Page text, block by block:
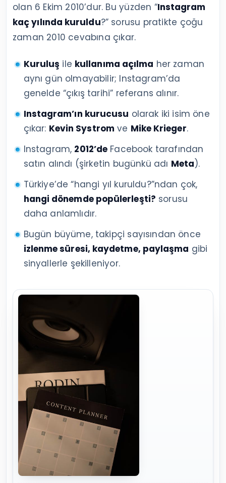
olan 6 Ekim 2010’dur. Bu yüzden “Instagram
kaç yılında kuruldu?” sorusu pratikte çoğu
zaman 2010 cevabına çıkar.
Kuruluş ile kullanıma açılma her zaman
aynı gün olmayabilir; Instagram’da
genelde “çıkış tarihi” referans alınır.
Instagram’ın kurucusu olarak iki isim öne
çıkar: Kevin Systrom ve Mike Krieger.
Instagram, 2012’de Facebook tarafından
satın alındı (şirketin bugünkü adı Meta).
Türkiye’de “hangi yıl kuruldu?”ndan çok,
hangi dönemde popülerleşti? sorusu
daha anlamlıdır.
Bugün büyüme, takipçi sayısından önce
izlenme süresi, kaydetme, paylaşma gibi
sinyallerle şekilleniyor.